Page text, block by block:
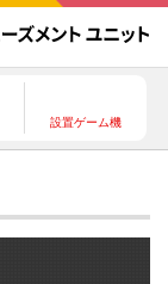
設置ゲーム機